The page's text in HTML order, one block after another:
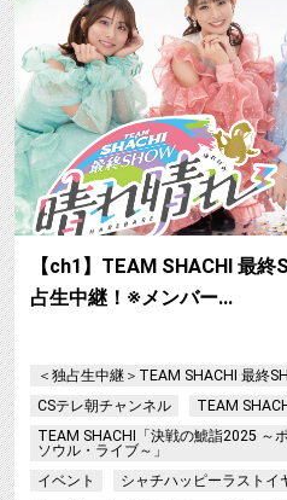
【ch1】TEAM SHACHI 最
占生中継！※メンバー…
＜独占生中継＞TEAM SHACHI 最終
CSテレ朝チャンネル
TEAM
TEAM SHACHI「決戦の鯱詣2025 ～
ソウル・ライブ～」
イベント
シャチハッピーラストイ